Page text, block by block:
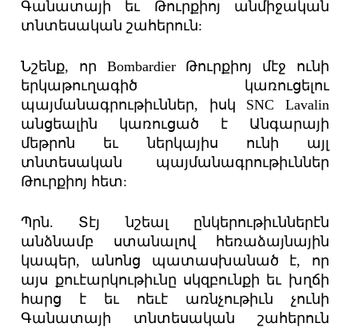
Գանատայի եւ Թուրքիոյ անմիջական
տնտեսական շահերուն:
Նշենք, որ Bombardier Թուրքիոյ մէջ ունի
երկաթուղագիծ կառուցելու
պայմանագրութիւններ, իսկ SNC Lavalin
անցեալին կառուցած է Անգարայի
մեթրոն եւ ներկայիս ունի այլ
տնտեսական պայմանագրութիւններ
Թուրքիոյ հետ:
Պրն. Տէյ նշեալ ընկերութիւններէն
անձնամբ ստանալով հեռաձայնային
կապեր, անոնց պատասխանած է, որ
այս քուէարկութիւնը սկզբունքի եւ խղճի
հարց է եւ ոեւէ առնչութիւն չունի
Գանատայի տնտեսական շահերուն